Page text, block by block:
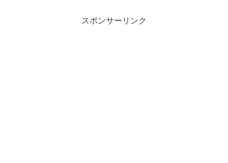
スポンサーリンク